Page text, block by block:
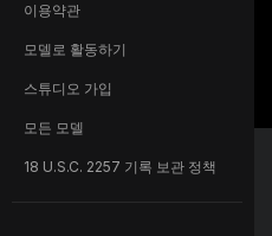
이용약관
모델로 활동하기
스튜디오 가입
모든 모델
18 U.S.C. 2257 기록 보관 정책